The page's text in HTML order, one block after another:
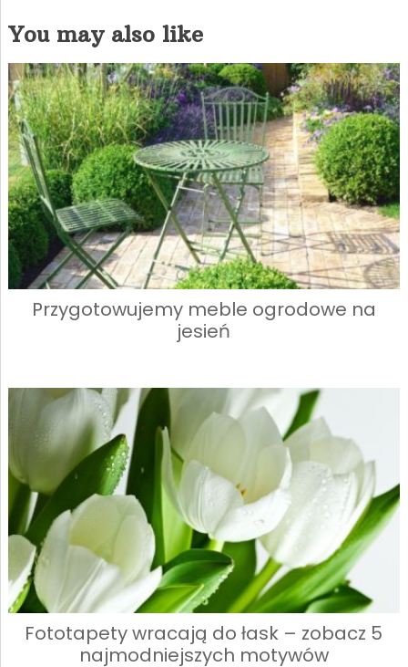
You may also like
Przygotowujemy meble ogrodowe na
jesień
Fototapety wracają do łask – zobacz 5
najmodniejszych motywów